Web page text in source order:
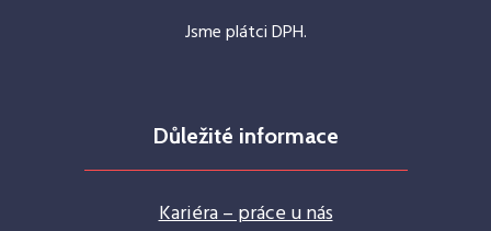
Jsme plátci DPH.
Důležité informace
Kariéra – práce u nás